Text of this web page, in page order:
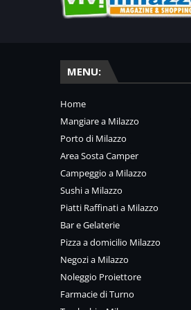
MENU:
Home
Mangiare a Milazzo
Porto di Milazzo
Area Sosta Camper
Campeggio a Milazzo
Sushi a Milazzo
Piatti Raffinati a Milazzo
Bar e Gelaterie
Pizza a domicilio Milazzo
Negozi a Milazzo
Noleggio Proiettore
Farmacie di Turno